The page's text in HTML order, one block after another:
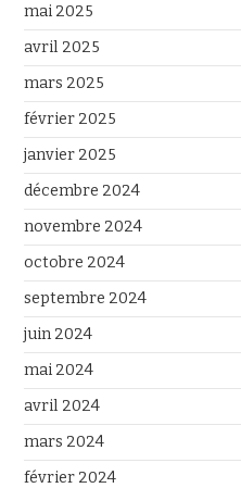
mai 2025
avril 2025
mars 2025
février 2025
janvier 2025
décembre 2024
novembre 2024
octobre 2024
septembre 2024
juin 2024
mai 2024
avril 2024
mars 2024
février 2024